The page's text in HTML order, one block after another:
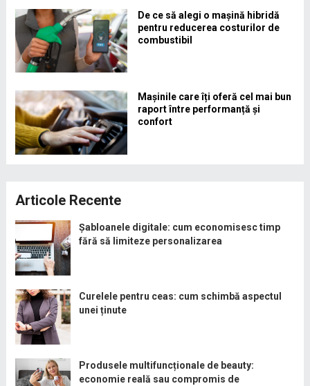
De ce să alegi o mașină hibridă
pentru reducerea costurilor de
combustibil
Mașinile care îți oferă cel mai bun
raport între performanță și
confort
Articole Recente
Șabloanele digitale: cum economisesc timp
fără să limiteze personalizarea
Curelele pentru ceas: cum schimbă aspectul
unei ținute
Produsele multifuncționale de beauty:
economie reală sau compromis de